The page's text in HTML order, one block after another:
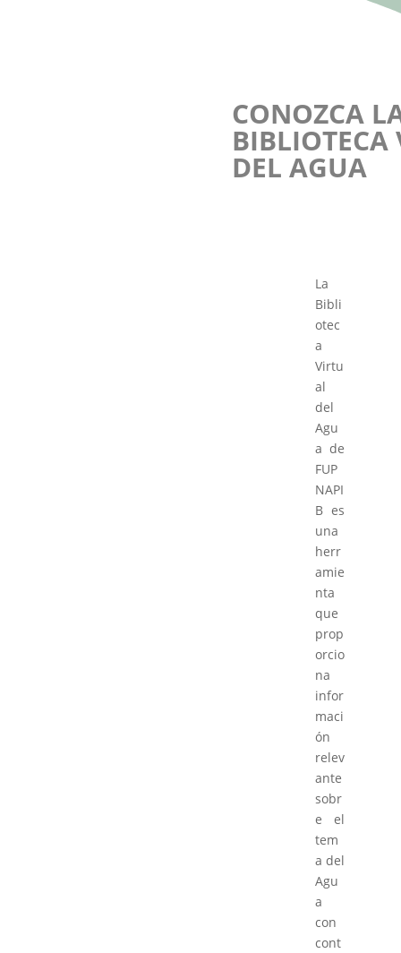
CONOZCA
BIBLIOTECA
DEL AGUA
La
Bibli
otec
a
Virtu
al
del
Agu
a de
FUP
NAPI
B es
una
herr
amie
nta
que
prop
orcio
na
infor
maci
ón
relev
ante
sobr
e el
tem
a del
Agu
a
con
cont